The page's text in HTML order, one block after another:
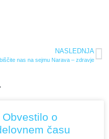
NASLEDNJA
nas na sejmu Narava – zdravje
o
času